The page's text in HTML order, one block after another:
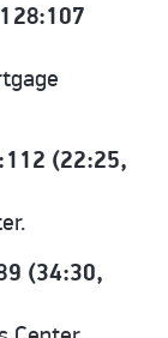
(22:25,
(34:30,